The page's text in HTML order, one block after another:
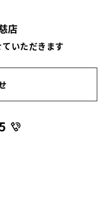
店
いただきます